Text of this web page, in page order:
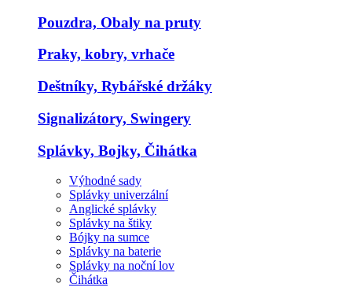
Pouzdra, Obaly na pruty
Praky, kobry, vrhače
Deštníky, Rybářské držáky
Signalizátory, Swingery
Splávky, Bojky, Čihátka
Výhodné sady
Splávky univerzální
Anglické splávky
Splávky na štiky
Bójky na sumce
Splávky na baterie
Splávky na noční lov
Čihátka